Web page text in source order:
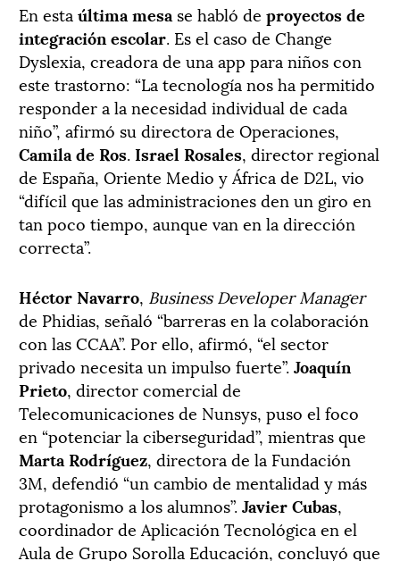
En esta última mesa se habló de proyectos de
integración escolar. Es el caso de Change
Dyslexia, creadora de una app para niños con
este trastorno: “La tecnología nos ha permitido
responder a la necesidad individual de cada
niño”, afirmó su directora de Operaciones,
Camila de Ros.Israel Rosales, director regional
de España, Oriente Medio y África de D2L, vio
“difícil que las administraciones den un giro en
tan poco tiempo, aunque van en la dirección
correcta”.
Héctor Navarro, Business Developer Manager
de Phidias, señaló “barreras en la colaboración
con las CCAA”. Por ello, afirmó, “el sector
privado necesita un impulso fuerte”.Joaquín
Prieto, director comercial de
Telecomunicaciones de Nunsys, puso el foco
en “potenciar la ciberseguridad”, mientras que
Marta Rodríguez, directora de la Fundación
3M, defendió “un cambio de mentalidad y más
protagonismo a los alumnos”.Javier Cubas,
coordinador de Aplicación Tecnológica en el
Aula de Grupo Sorolla Educación, concluyó que